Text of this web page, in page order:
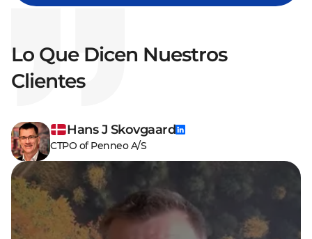
Lo Que Dicen Nuestros
Clientes
Hans J Skovgaard
CTPO of Penneo A/S